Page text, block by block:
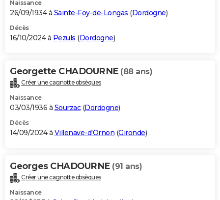
Naissance
26/09/1934 à Sainte-Foy-de-Longas (Dordogne)
Décès
16/10/2024 à Pezuls (Dordogne)
Georgette CHADOURNE (88 ans)
Créer une cagnotte obsèques
Naissance
03/03/1936 à Sourzac(Dordogne)
Décès
14/09/2024 à Villenave-d'Ornon (Gironde)
Georges CHADOURNE (91 ans)
Créer une cagnotte obsèques
Naissance